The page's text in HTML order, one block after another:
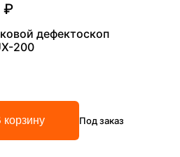
₽
дефектоскоп
200
из 5
корзину Под заказ